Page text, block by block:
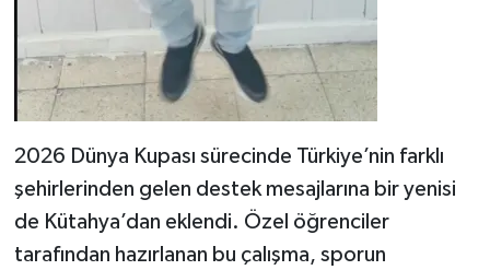
2026 Dünya Kupası sürecinde Türkiye’nin farklı
şehirlerinden gelen destek mesajlarına bir yenisi
de Kütahya’dan eklendi. Özel öğrenciler
tarafından hazırlanan bu çalışma, sporun